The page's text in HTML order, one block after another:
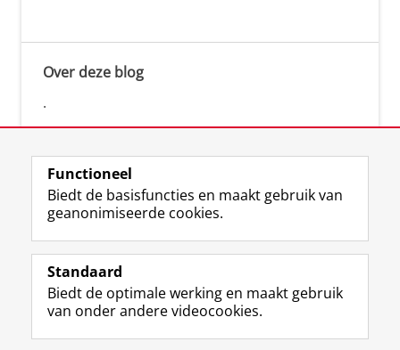
Over deze blog
.
Volg de RUG
F
a
e
b
L
i
k
e
R
S
-
f
I
n
t
Y
o
T
Studiekiezers
Functioneel
Biedt de basisfuncties en maakt gebruik van
geanonimiseerde cookies.
Standaard
Biedt de optimale werking en maakt gebruik
van onder andere videocookies.